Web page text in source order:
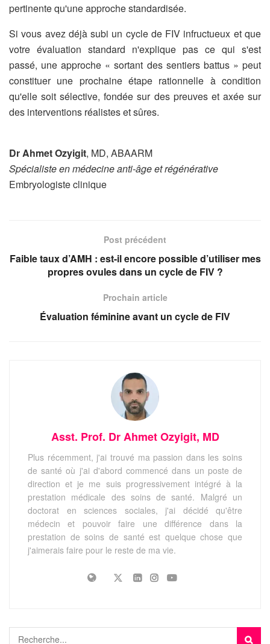
pertinente qu'une approche standardisée.
Si vous avez déjà subi un cycle de FIV infructueux et que
votre évaluation standard n'explique pas ce qui s'est
passé, une approche « sortant des sentiers battus » peut
constituer une prochaine étape rationnelle à condition
qu'elle soit sélective, fondée sur des preuves et axée sur
des interventions réalistes et sûres.
Dr Ahmet Ozyigit, MD, ABAARM
Spécialiste en médecine anti-âge et régénérative
Embryologiste clinique
Post précédent
Faible taux d’AMH : est-il encore possible d’utiliser mes
propres ovules dans un cycle de FIV ?
Prochain article
Évaluation féminine avant un cycle de FIV
Asst. Prof. Dr Ahmet Ozyigit, MD
Plus récemment, j'ai trouvé ma passion dans les soins
de santé où j'ai d'abord commencé dans un poste de
direction et je me suis progressivement intégré à la
prestation médicale des soins de santé. Malgré un
doctorat en sciences sociales, j'ai décidé qu'être
médecin et pouvoir faire une différence dans la
prestation de soins de santé est quelque chose que
j'aimerais faire pour le reste de ma vie.